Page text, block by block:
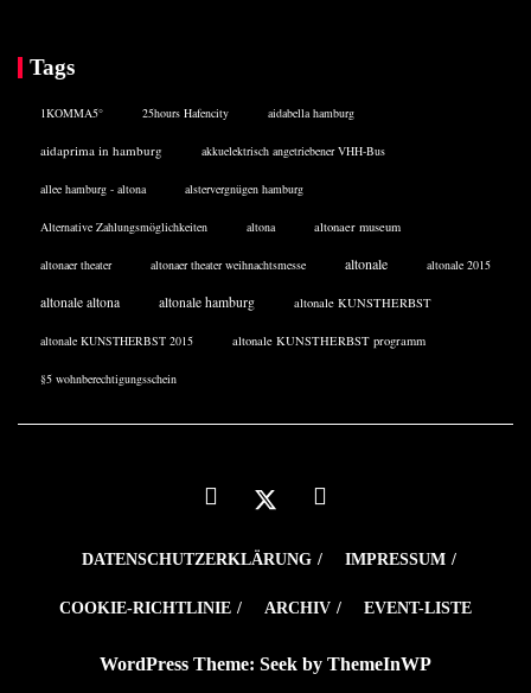
Tags
1KOMMA5° 25hours Hafencity aidabella hamburg
aidaprima in hamburg akkuelektrisch angetriebener VHH-Bus
allee hamburg - altona alstervergnügen hamburg
Alternative Zahlungsmöglichkeiten altona altonaer museum
altonaer theater altonaer theater weihnachtsmesse altonale altonale 2015
altonale altona altonale hamburg altonale KUNSTHERBST
altonale KUNSTHERBST 2015 altonale KUNSTHERBST programm
§5 wohnberechtigungsschein
DATENSCHUTZERKLÄRUNG IMPRESSUM
COOKIE-RICHTLINIE ARCHIV EVENT-LISTE
WordPress Theme: Seek by ThemeInWP